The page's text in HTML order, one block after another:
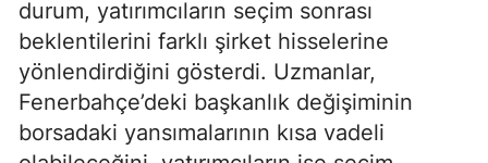
durum, yatırımcıların seçim sonrası
beklentilerini farklı şirket hisselerine
yönlendirdiğini gösterdi. Uzmanlar,
Fenerbahçe’deki başkanlık değişiminin
borsadaki yansımalarının kısa vadeli